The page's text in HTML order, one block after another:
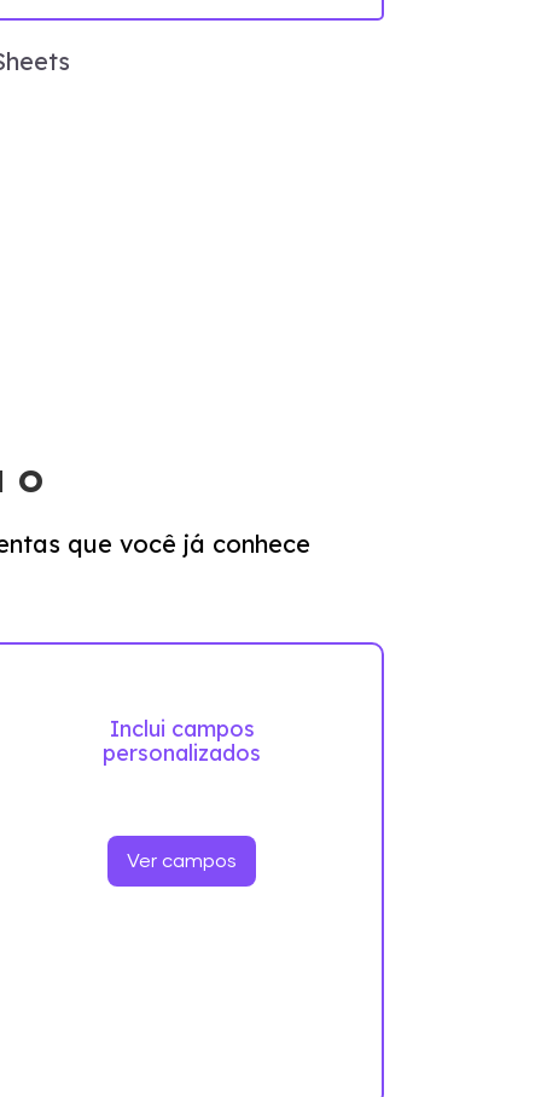
o
que você já conhece
Inclui campos
personalizados
Ver campos